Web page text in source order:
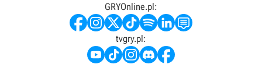
GRYOnline.pl:
tvgry.pl: